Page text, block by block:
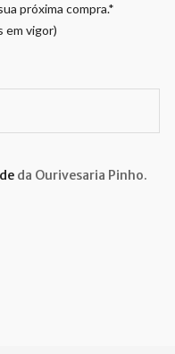
próxima compra.*
em vigor)
da Ourivesaria Pinho.